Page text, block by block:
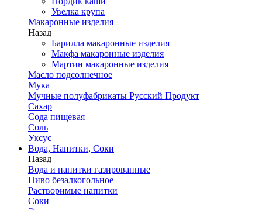
Увелка крупа
Макаронные изделия
Назад
Барилла макаронные изделия
Макфа макаронные изделия
Мартин макаронные изделия
Масло подсолнечное
Мука
Мучные полуфабрикаты Русский Продукт
Сахар
Сода пищевая
Соль
Уксус
Вода, Напитки, Соки
Назад
Вода и напитки газированные
Пиво безалкогольное
Растворимые напитки
Соки